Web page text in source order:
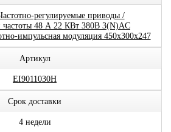
регулируемые приводы /
частоты 48 А 22 КВт 380В 3(N)AC
импульсная модуляция 450x300x247
Артикул
EI9011030H
Срок доставки
4 недели